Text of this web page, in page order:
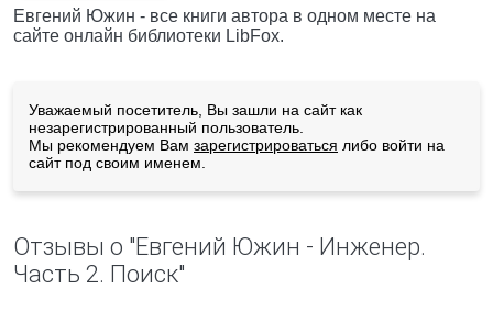
Евгений Южин - все книги автора в одном месте на
сайте онлайн библиотеки LibFox.
Уважаемый посетитель, Вы зашли на сайт как
незарегистрированный пользователь.
Мы рекомендуем Вам зарегистрироваться либо войти на
сайт под своим именем.
Отзывы о "Евгений Южин - Инженер.
Часть 2. Поиск"